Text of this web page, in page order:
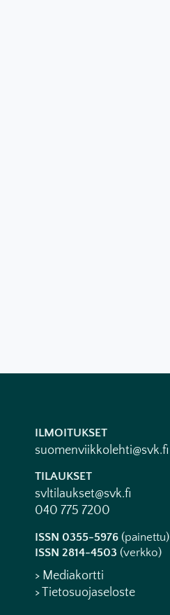
ILMOITUKSET
suomenviikkolehti@svk.fi
TILAUKSET
svltilaukset@svk.fi
040 775 7200
ISSN 0355-5976(painettu)
ISSN 2814-4503 (verkko)
> Mediakortti
> Tietosuojaseloste